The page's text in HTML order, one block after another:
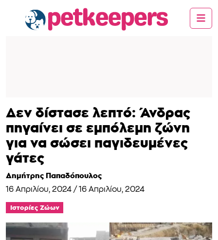
Δεν δίστασε λεπτό: Άνδρας
πηγαίνει σε εμπόλεμη ζώνη
για να σώσει παγιδευμένες
γάτες
Δημήτρης Παπαδόπουλος
16 Απριλίου, 2024 / 16 Απριλίου, 2024
Ιστορίες Ζώων